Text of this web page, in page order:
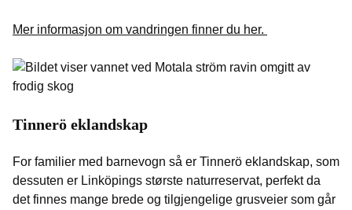
Mer informasjon om vandringen finner du her.
Tinnerö eklandskap
For familier med barnevogn så er Tinnerö eklandskap, som
dessuten er Linköpings største naturreservat, perfekt da
det finnes mange brede og tilgjengelige grusveier som går